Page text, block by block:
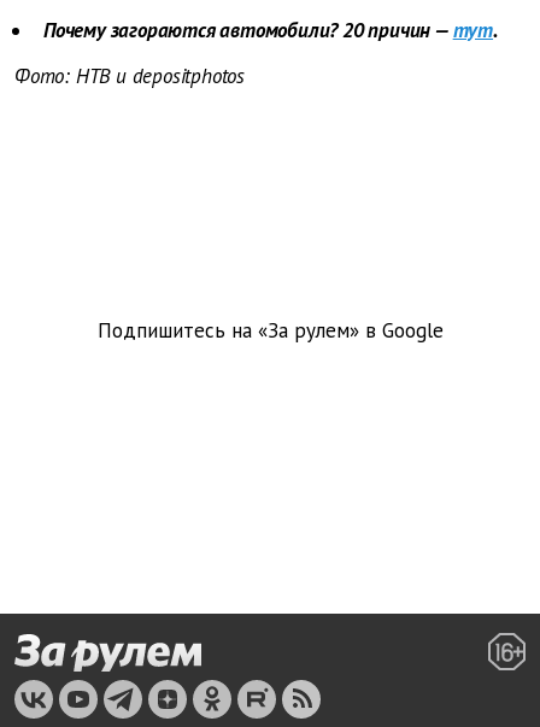
Почему загораются автомобили? 20 причин —тут.
Фото: НТВ и depositphotos
Подпишитесь на «За рулем» в Google